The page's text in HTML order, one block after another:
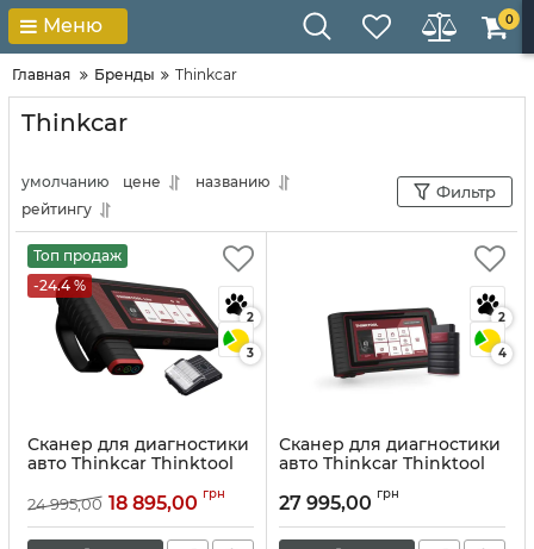
Меню 0
Главная Бренды Thinkcar
Thinkcar
умолчанию цене
названию
рейтингу
Фильтр
Топ продаж
-24.4 %
2
3
Сканер для диагностики
авто Thinkcar Thinktool
Артикул:10049
24 995,00 18 895,00 грн
2
4
Сканер для диагностики
авто Thinkcar Thinktool
27 995,00 грн